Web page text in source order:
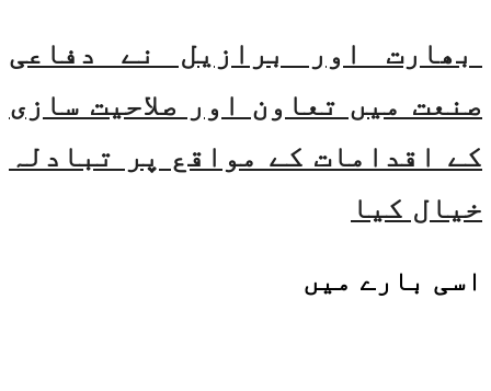
بھارت اور برازیل نے دفاعی
صنعت میں تعاون اور صلاحیت سازی
کے اقدامات کے مواقع پر تبادلہ
خیال کیا
اسی بارے میں